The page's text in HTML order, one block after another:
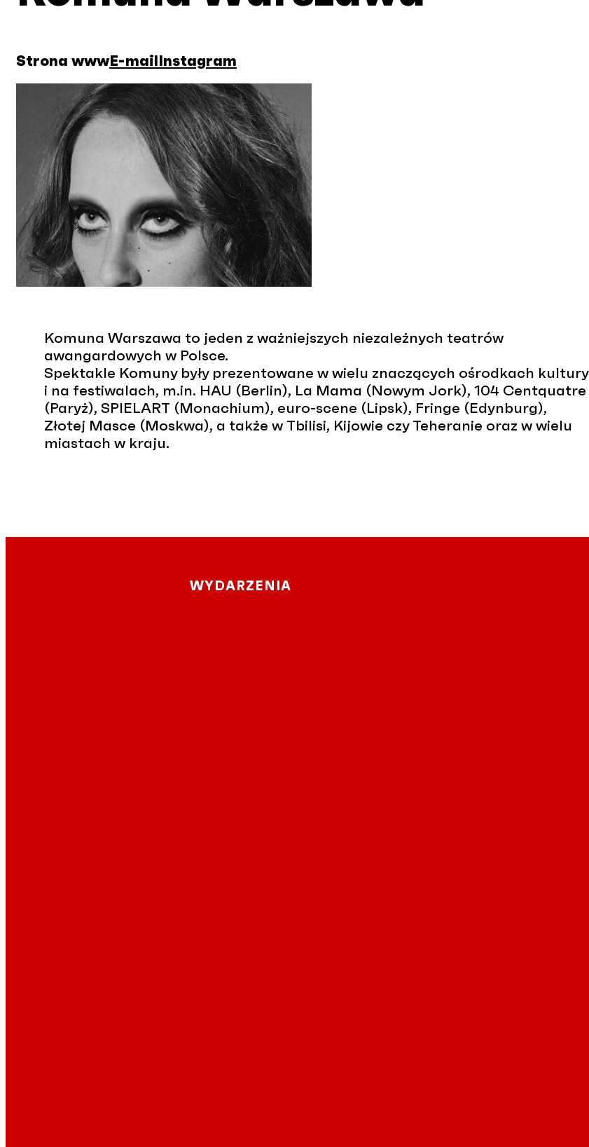
Strona wwwE-mailInstagram
Komuna Warszawa to jeden z ważniejszych niezależnych teatrów
awangardowych w Polsce.
Spektakle Komuny były prezentowane w wielu znaczących ośrodkach kultury
i na festiwalach, m.in. HAU (Berlin), La Mama (Nowym Jork), 104 Centquatre
(Paryż), SPIELART (Monachium), euro-scene (Lipsk), Fringe (Edynburg),
Złotej Masce (Moskwa), a także w Tbilisi, Kijowie czy Teheranie oraz w wielu
miastach w kraju.
WYDARZENIA